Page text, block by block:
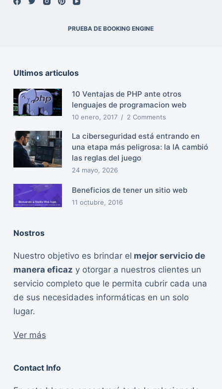
PRUEBA DE BOOKING ENGINE
Ultimos articulos
10 Ventajas de PHP ante otros
lenguajes de programacion web
10 enero, 2017 2 Comments
La ciberseguridad está entrando en
una etapa más peligrosa: la IA cambió
las reglas del juego
24 mayo, 2026
Beneficios de tener un sitio web
11 octubre, 2016
Nostros
Nuestro objetivo es brindar el mejor servicio de
manera eficaz y otorgar a nuestros clientes un
servicio completo que le permita cubrir cada una
de sus necesidades informáticas en un solo
lugar.
Ver más
Contact Info